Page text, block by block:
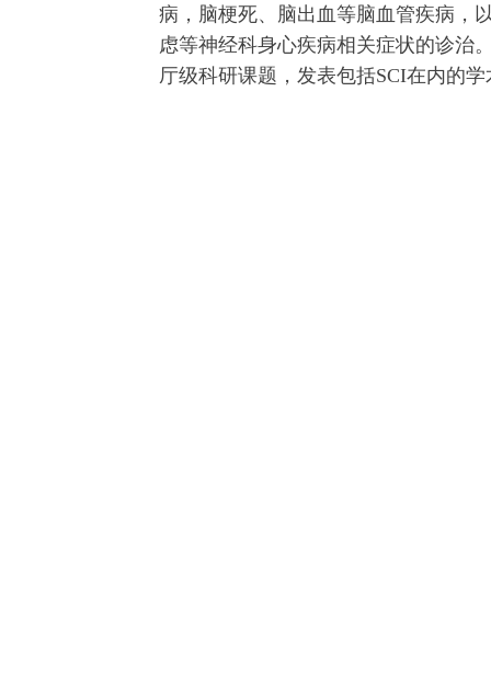
病，脑梗死、脑出血等脑血管疾病，
虑等神经科身心疾病相关症状的诊治
厅级科研课题，发表包括SCI在内的